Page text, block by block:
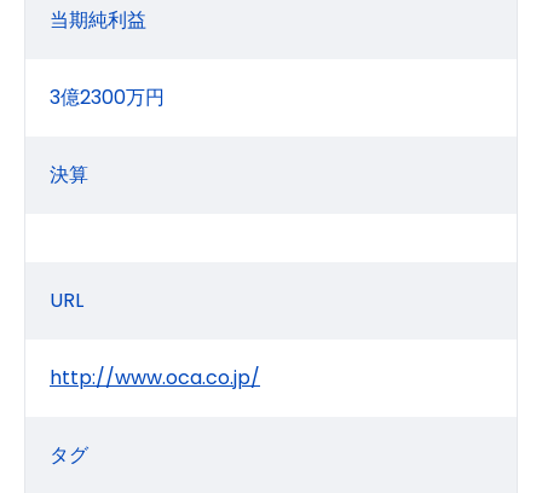
当期純利益
3億2300万円
決算
URL
http://www.oca.co.jp/
タグ